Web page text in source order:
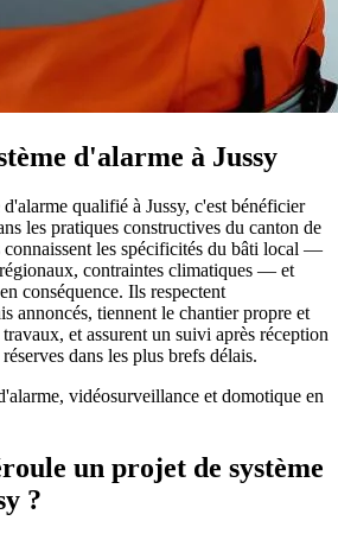
d'alarme à Jussy
qualifié à Jussy, c'est bénéficier
les pratiques constructives du canton de
connaissent les spécificités du bâti local —
contraintes climatiques — et
conséquence. Ils respectent
annoncés, tiennent le chantier propre et
et assurent un suivi après réception
dans les plus brefs délais.
vidéosurveillance et domotique en
un projet de système
?